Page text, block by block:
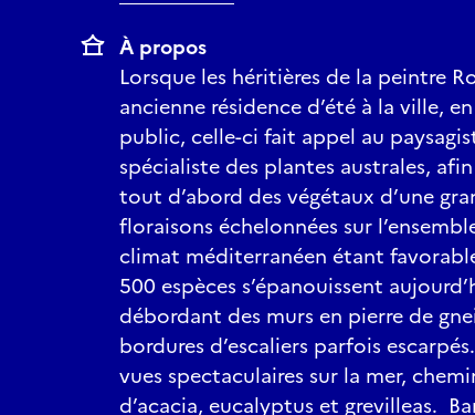
À propos
Lorsque les héritières de la peintre
ancienne résidence d’été à la ville,
public, celle-ci fait appel au
spécialiste des plantes australes,
tout d’abord des végétaux d’une
floraisons échelonnées sur
climat méditerranéen étant
500 espèces s’épanouissent
débordant des murs en pierre de
bordures d’escaliers parfois
vues spectaculaires sur la mer,
d’acacia, eucalyptus et grevilleas.